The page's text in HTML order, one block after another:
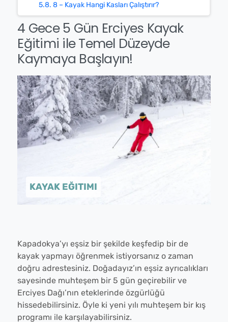
5.8. 8 – Kayak Hangi Kasları Çalıştırır?
4 Gece 5 Gün Erciyes Kayak
Eğitimi ile Temel Düzeyde
Kaymaya Başlayın!
KAYAK EĞITIMI
Kapadokya’yı eşsiz bir şekilde keşfedip bir de
kayak yapmayı öğrenmek istiyorsanız o zaman
doğru adrestesiniz. Doğadayız’ın eşsiz ayrıcalıkları
sayesinde muhteşem bir 5 gün geçirebilir ve
Erciyes Dağı’nın eteklerinde özgürlüğü
hissedebilirsiniz. Öyle ki yeni yılı muhteşem bir kış
programı ile karşılayabilirsiniz.
⟲ Yeniden Başlat ✕